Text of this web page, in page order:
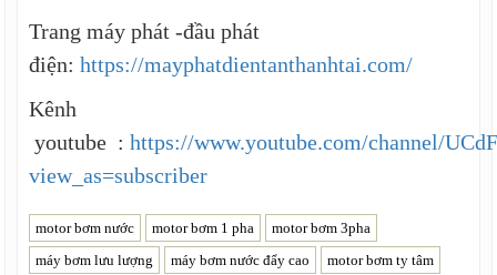
Trang máy phát -đầu phát
điện:https://mayphatdientanthanhtai.com/
Kênh
youtube :https://www.youtube.com/channel/
view_as=subscriber
motor bơm nước motor bơm 1 pha
motor bơm 3pha
máy bơm lưu lượng
máy bơm nước đẩy cao motor bơm ty tâm